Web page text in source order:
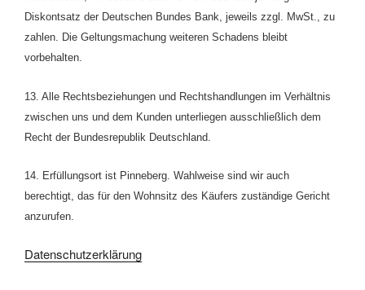
Diskontsatz der Deutschen Bundes Bank, jeweils zzgl. MwSt., zu
zahlen. Die Geltungsmachung weiteren Schadens bleibt
vorbehalten.
13. Alle Rechtsbeziehungen und Rechtshandlungen im Verhältnis
zwischen uns und dem Kunden unterliegen ausschließlich dem
Recht der Bundesrepublik Deutschland.
14. Erfüllungsort ist Pinneberg. Wahlweise sind wir auch
berechtigt, das für den Wohnsitz des Käufers zuständige Gericht
anzurufen.
Datenschutzerklärung